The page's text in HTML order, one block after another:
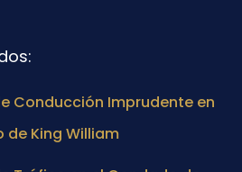
Conducción Imprudente en
de King William